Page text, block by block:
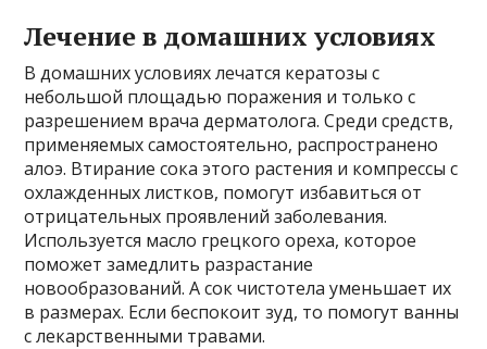
Лечение в домашних условиях
В домашних условиях лечатся кератозы с
небольшой площадью поражения и только с
разрешением врача дерматолога. Среди средств,
применяемых самостоятельно, распространено
алоэ. Втирание сока этого растения и компрессы с
охлажденных листков, помогут избавиться от
отрицательных проявлений заболевания.
Используется масло грецкого ореха, которое
поможет замедлить разрастание
новообразований. А сок чистотела уменьшает их
в размерах. Если беспокоит зуд, то помогут ванны
с лекарственными травами.